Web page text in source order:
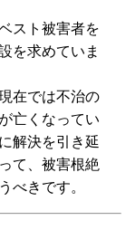
スト被害者を
を求めていま
在では不治の
亡くなってい
解決を引き延
て、被害根絶
べきです。